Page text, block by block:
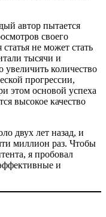
автор пытается
своего
не может стать
тысячи и
увеличить количество
прогрессии,
этом основой успеха
высокое качество
двух лет назад, и
миллион раз. Чтобы
я пробовал
и